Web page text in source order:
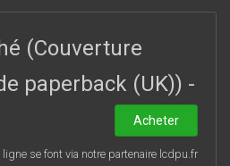
bien ce pour quoi on peut
en crise aujourd’hui à l’heure
au cours du XXe siècle
qu’oublié, biffé de nos
semble difficile dans un
place, où se donne en même
le phantasme de
(Couverture
paperback (UK)) -
Acheter
se font via notre partenaire lcdpu.fr